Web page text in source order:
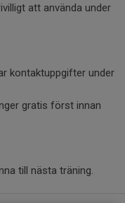
att använda under
kontaktuppgifter under
gratis först innan
till nästa träning.